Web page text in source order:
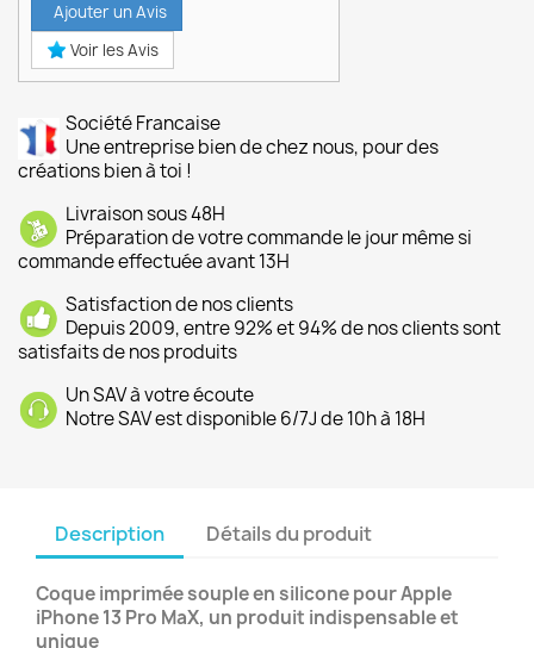
Ajouter un Avis
Voir les Avis
Société Francaise
Une entreprise bien de chez nous, pour des
créations bien à toi !
Livraison sous 48H
Préparation de votre commande le jour même si
commande effectuée avant 13H
Satisfaction de nos clients
Depuis 2009, entre 92% et 94% de nos clients sont
satisfaits de nos produits
Un SAV à votre écoute
Notre SAV est disponible 6/7J de 10h à 18H
Description Détails du produit
Coque imprimée souple en silicone pour Apple
iPhone 13 Pro MaX, un produit indispensable et
unique